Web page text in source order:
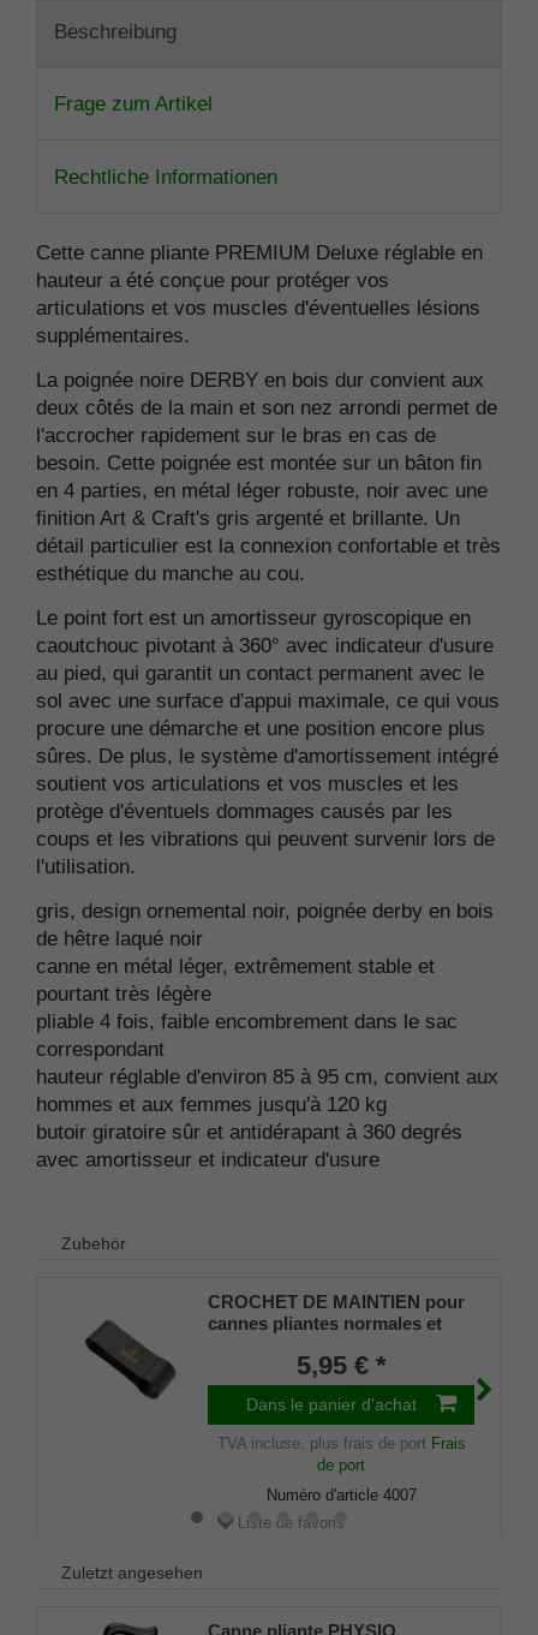
Beschreibung
Frage zum Artikel
Rechtliche Informationen
Cette canne pliante PREMIUM Deluxe réglable en
hauteur a été conçue pour protéger vos
articulations et vos muscles d'éventuelles lésions
supplémentaires.
La poignée noire DERBY en bois dur convient aux
deux côtés de la main et son nez arrondi permet de
l'accrocher rapidement sur le bras en cas de
besoin. Cette poignée est montée sur un bâton fin
en 4 parties, en métal léger robuste, noir avec une
finition Art & Craft's gris argenté et brillante. Un
détail particulier est la connexion confortable et très
esthétique du manche au cou.
Le point fort est un amortisseur gyroscopique en
caoutchouc pivotant à 360° avec indicateur d'usure
au pied, qui garantit un contact permanent avec le
sol avec une surface d'appui maximale, ce qui vous
procure une démarche et une position encore plus
sûres. De plus, le système d'amortissement intégré
soutient vos articulations et vos muscles et les
protège d'éventuels dommages causés par les
coups et les vibrations qui peuvent survenir lors de
l'utilisation.
gris, design ornemental noir, poignée derby en bois
de hêtre laqué noir
canne en métal léger, extrêmement stable et
pourtant très légère
pliable 4 fois, faible encombrement dans le sac
correspondant
hauteur réglable d'environ 85 à 95 cm, convient aux
hommes et aux femmes jusqu'à 120 kg
butoir giratoire sûr et antidérapant à 360 degrés
avec amortisseur et indicateur d'usure
Zubehör
CROCHET DE MAINTIEN pour
cannes pliantes normales et
5,95 € *
Dans le panier d'achat
TVA incluse. plus frais de port Frais
de port
Numéro d'article 4007
Liste de favoris
Zuletzt angesehen